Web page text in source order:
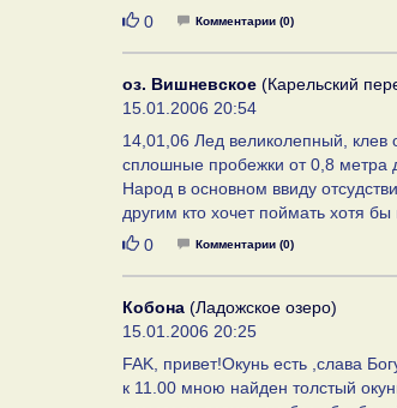
Нравится
0 Комментарии (0)
оз. Вишневское (Карельский
15.01.2006 20:54
14,01,06 Лед великолепный, клев
сплошные пробежки от 0,8 метра
Народ в основном ввиду
другим кто хочет поймать хотя
Нравится
0 Комментарии (0)
Кобона (Ладожское озеро)
15.01.2006 20:25
FAK, привет!Окунь есть ,слава
к 11.00 мною найден толстый